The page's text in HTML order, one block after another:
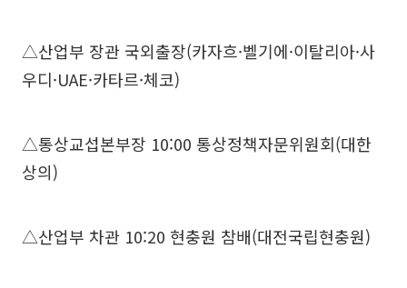
△산업부 장관 국외출장(카자흐·벨기에·이탈리아·사
우디·UAE·카타르·체코)
△통상교섭본부장 10:00 통상정책자문위원회(대한
상의)
△산업부 차관 10:20 현충원 참배(대전국립현충원)